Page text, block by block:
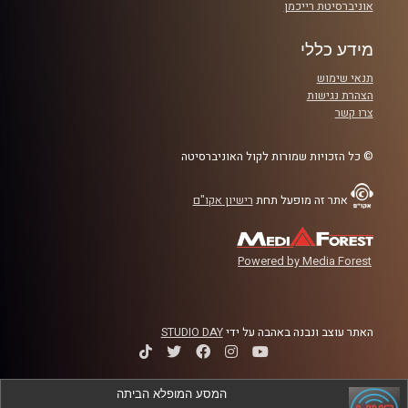
אוניברסיטת רייכמן
מידע כללי
תנאי שימוש
הצהרת נגישות
צרו קשר
© כל הזכויות שמורות לקול האוניברסיטה
אתר זה מופעל תחת רישיון אקו"ם
Powered by Media Forest
האתר עוצב ונבנה באהבה על ידיSTUDIO DAY
המסע המופלא הביתה